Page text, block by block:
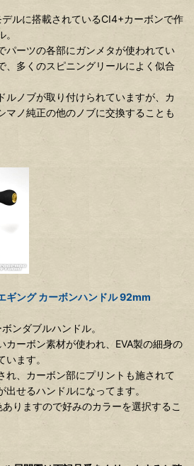
ルに搭載されているCI4+カーボンで作
パーツの各部にガンメタが使われてい
、多くのスピニングリールによく似合
ルノブが取り付けられていますが、カ
マノ純正の他のノブに交換することも
ギング カーボンハンドル 92mm
ンダブルハンドル。
カーボン素材が使われ、EVA製の細身の
ます。
れ、カーボン部にプリントも施されて
せるハンドルになってます。
りますので好みのカラーを選択するこ